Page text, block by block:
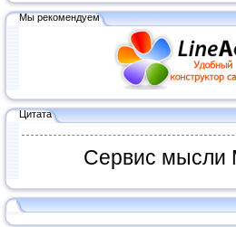
Мы рекомендуем
Цитата
Сервис мысли